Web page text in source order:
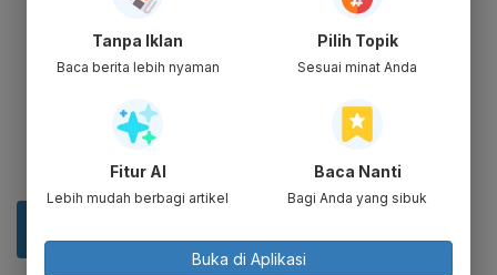
Tanpa Iklan
Baca berita lebih nyaman
Pilih Topik
Sesuai minat Anda
Fitur AI
Lebih mudah berbagi artikel
Baca Nanti
Bagi Anda yang sibuk
Buka di Aplikasi